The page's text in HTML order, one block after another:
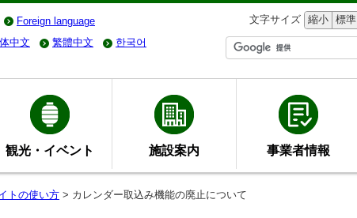
Foreign language 文字サイズ 縮小 標準
中文 繁體中文 한국어
観光・イベント 施設案内 事業者情報
トの使い方 > カレンダー取込み機能の廃止について